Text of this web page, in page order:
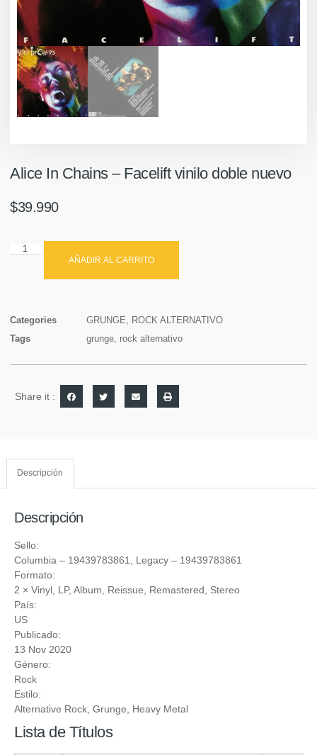
Alice In Chains ‎– Facelift vinilo doble nuevo
$39.990
AÑADIR AL CARRITO
Categories GRUNGE
ROCK ALTERNATIVO
Tags
grunge rock alternativo
Share it :
Descripción
Descripción
Sello:
Columbia ‎– 19439783861, Legacy ‎– 19439783861
Formato:
2 × Vinyl , LP, Album, Reissue, Remastered, Stereo
País:
US
Publicado:
13 Nov 2020
Género:
Rock
Estilo:
Alternative Rock Grunge Heavy Metal
Lista de Títulos